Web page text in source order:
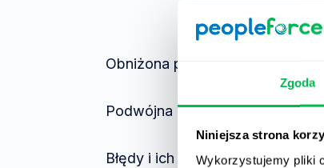
Zgoda
Niniejsza strona
Wykorzystujemy pliki
Obniżona produktywność
Podwójna praca i
Błędy i ich konsekwencje